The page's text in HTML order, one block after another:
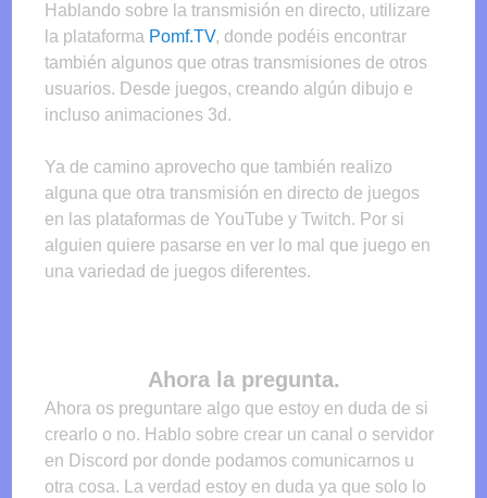
Hablando sobre la transmisión en directo, utilizare
la plataforma Pomf.TV, donde podéis encontrar
también algunos que otras transmisiones de otros
usuarios. Desde juegos, creando algún dibujo e
incluso animaciones 3d.
Ya de camino aprovecho que también realizo
alguna que otra transmisión en directo de juegos
en las plataformas de YouTube y Twitch. Por si
alguien quiere pasarse en ver lo mal que juego en
una variedad de juegos diferentes.
Ahora la pregunta.
Ahora os preguntare algo que estoy en duda de si
crearlo o no. Hablo sobre crear un canal o servidor
en Discord por donde podamos comunicarnos u
otra cosa. La verdad estoy en duda ya que solo lo